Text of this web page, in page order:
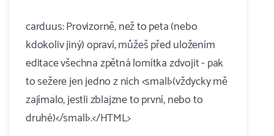
carduus: Provizorně, než to peta (nebo
kdokoliv jiný) opraví, můžeš před uložením
editace všechna zpětná lomítka zdvojit - pak
to sežere jen jedno z nich <small>(vždycky mě
zajímalo, jestli zblajzne to první, nebo to
druhé)</small>.</HTML>